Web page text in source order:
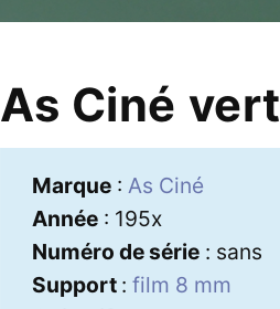
As Ciné vert
Marque: As Ciné
Année: 195x
Numéro de série: sans
Support : film 8 mm